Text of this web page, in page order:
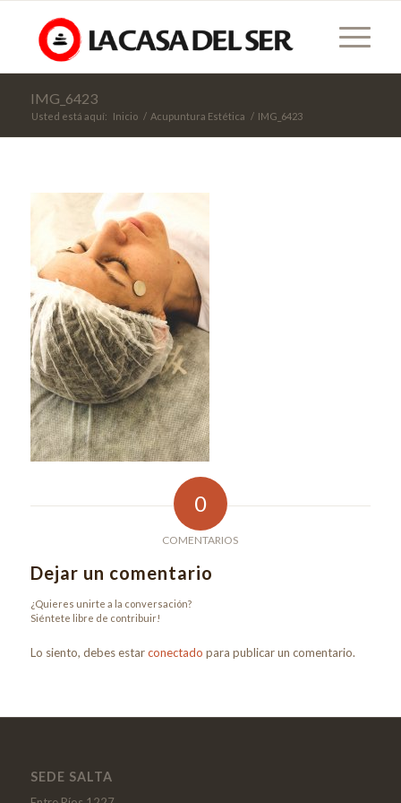
IMG_6423
Usted está aquí: Inicio / Acupuntura Estética / IMG_6423
0
COMENTARIOS
Dejar un comentario
¿Quieres unirte a la conversación?
Siéntete libre de contribuir!
Lo siento, debes estarconectado para publicar un comentario.
SEDE SALTA